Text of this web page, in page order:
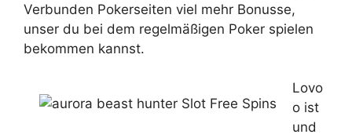
Verbunden Pokerseiten viel mehr Bonusse,
unser du bei dem regelmäßigen Poker spielen
bekommen kannst.
Lovo
o ist
und